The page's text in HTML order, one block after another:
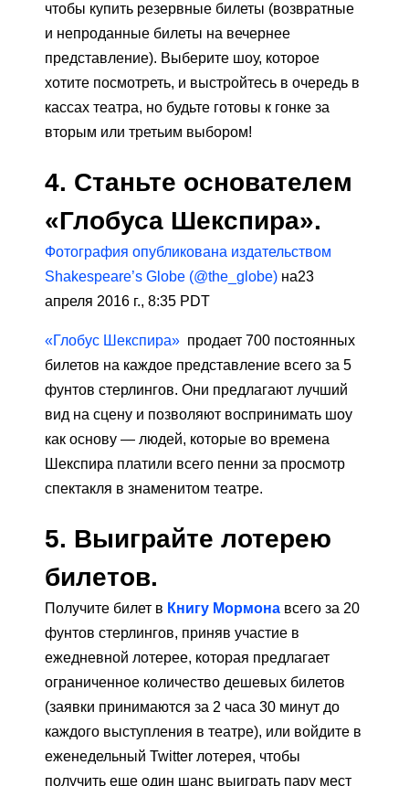
чтобы купить резервные билеты (возвратные
и непроданные билеты на вечернее
представление). Выберите шоу, которое
хотите посмотреть, и выстройтесь в очередь в
кассах театра, но будьте готовы к гонке за
вторым или третьим выбором!
4. Станьте основателем
«Глобуса Шекспира».
Фотография опубликована издательством
Shakespeare’s Globe (@the_globe) на23
апреля 2016 г., 8:35 PDT
«Глобус Шекспира» продает 700 постоянных
билетов на каждое представление всего за 5
фунтов стерлингов. Они предлагают лучший
вид на сцену и позволяют воспринимать шоу
как основу — людей, которые во времена
Шекспира платили всего пенни за просмотр
спектакля в знаменитом театре.
5. Выиграйте лотерею
билетов.
Получите билет в Книгу Мормона всего за 20
фунтов стерлингов, приняв участие в
ежедневной лотерее, которая предлагает
ограниченное количество дешевых билетов
(заявки принимаются за 2 часа 30 минут до
каждого выступления в театре), или войдите в
еженедельный Twitter лотерея, чтобы
получить еще один шанс выиграть пару мест